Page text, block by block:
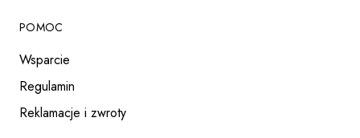
POMOC
Wsparcie
Regulamin
Reklamacje i zwroty